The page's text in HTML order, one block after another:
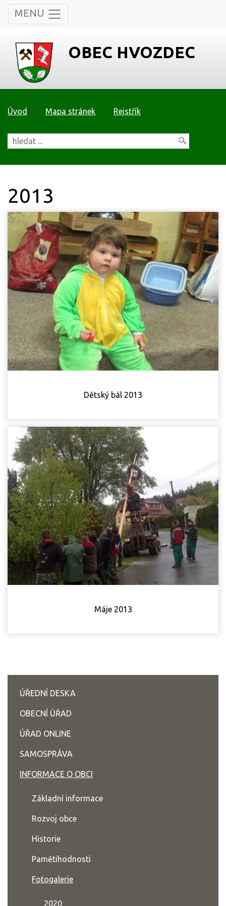
MENU
OBEC HVOZDEC
Úvod Mapa stránek Rejstřík
2013
Dětský bál 2013
Máje 2013
ÚŘEDNÍ DESKA
OBECNÍ ÚŘAD
ÚŘAD ONLINE
SAMOSPRÁVA
INFORMACE O OBCI
Základní informace
Rozvoj obce
Historie
Pamětihodnosti
Fotogalerie
2020